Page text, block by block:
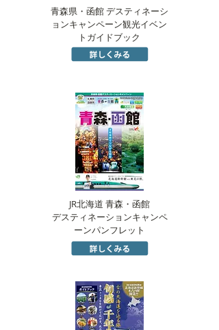
青森県・函館 デスティネーシ
ョンキャンペーン観光イベン
トガイドブック
JR北海道 青森・函館
デスティネーションキャンペ
ーンパンフレット